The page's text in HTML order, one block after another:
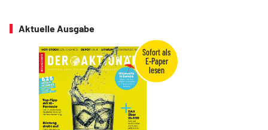
Aktuelle Ausgabe